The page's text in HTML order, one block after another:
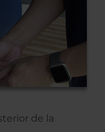
de la